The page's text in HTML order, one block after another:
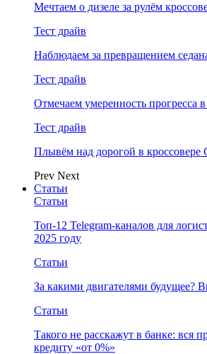
Мечтаем о дизеле за рулём
Тест драйв
Наблюдаем за превращением
Тест драйв
Отмечаем умеренность прогресса
Тест драйв
Плывём над дорогой в кроссовере
Prev Next
Статьи
Статьи
Топ-12 Telegram-каналов для
2025 году
Статьи
За какими двигателями будущее?
Статьи
Такого не расскажут в банке: вся
кредиту «от 0%»